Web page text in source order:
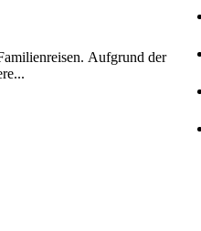
Aufgrund der